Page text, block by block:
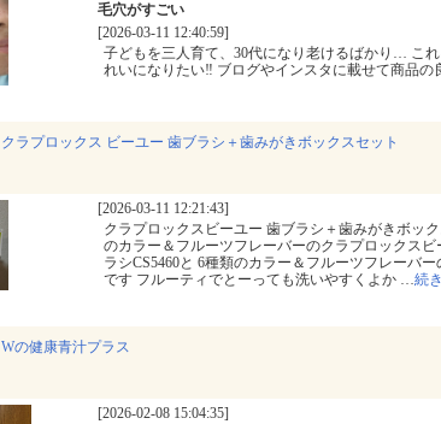
毛穴がすごい
[2026-03-11 12:40:59]
子どもを三人育て、30代になり老けるばかり… こ
れいになりたい‼︎ ブログやインスタに載せて商品の
クラプロックス ビーユー 歯ブラシ＋歯みがきボックスセット
[2026-03-11 12:21:43]
クラプロックスビーユー 歯ブラシ＋歯みがきボッ
のカラー＆フルーツフレーバーのクラプロックス
ラシCS5460と 6種類のカラー＆フルーツフレーバ
です フルーティでとーっても洗いやすくよか …続
Wの健康青汁プラス
[2026-02-08 15:04:35]